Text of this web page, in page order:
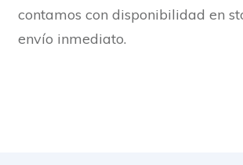
contamos con disponibilidad en
envío inmediato.